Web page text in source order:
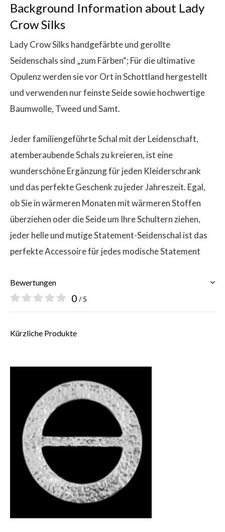
Background Information about Lady
Crow Silks
Lady Crow Silks handgefärbte und gerollte
Seidenschals sind „zum Färben“; Für die ultimative
Opulenz werden sie vor Ort in Schottland hergestellt
und verwenden nur feinste Seide sowie hochwertige
Baumwolle, Tweed und Samt.
Jeder familiengeführte Schal mit der Leidenschaft,
atemberaubende Schals zu kreieren, ist eine
wunderschöne Ergänzung für jeden Kleiderschrank
und das perfekte Geschenk zu jeder Jahreszeit. Egal,
ob Sie in wärmeren Monaten mit wärmeren Stoffen
überziehen oder die Seide um Ihre Schultern ziehen,
jeder helle und mutige Statement-Seidenschal ist das
perfekte Accessoire für jedes modische Statement
Bewertungen
0 / 5
Kürzliche Produkte